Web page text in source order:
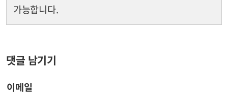
가능합니다.
댓글 남기기
이메일